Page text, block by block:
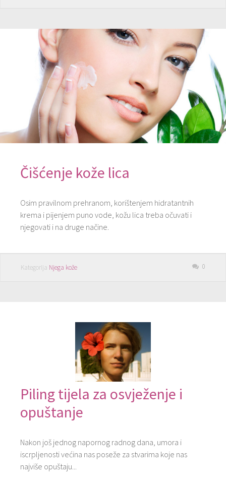
Čišćenje kože lica
Osim pravilnom prehranom, korištenjem hidratantnih
krema i pijenjem puno vode, kožu lica treba očuvati i
njegovati i na druge načine.
Kategorija Njega kože 0
Piling tijela za osvježenje i
opuštanje
Nakon još jednog napornog radnog dana, umora i
iscrpljenosti većina nas poseže za stvarima koje nas
najviše opuštaju...